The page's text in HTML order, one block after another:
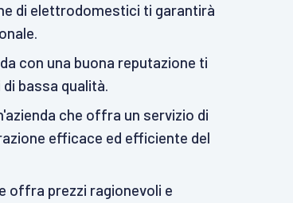
di elettrodomestici ti garantirà
con una buona reputazione ti
bassa qualità.
che offra un servizio di
efficace ed efficiente del
offra prezzi ragionevoli e